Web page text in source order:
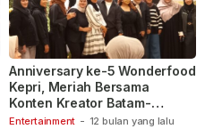
Entertainment - 12 bulan yang lalu
Anniversary ke-5 Wonderfood
Kepri, Meriah Bersama
Konten Kreator Batam-
Tanjungpinang